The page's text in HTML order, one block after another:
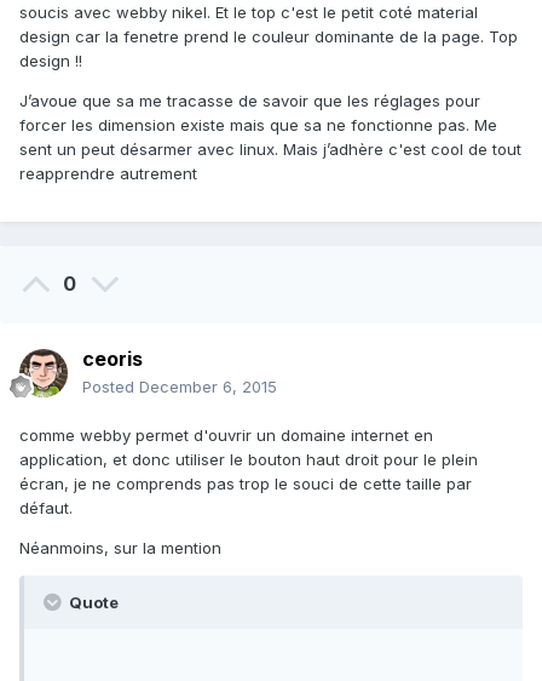
soucis avec webby nikel. Et le top c'est le petit coté material
design car la fenetre prend le couleur dominante de la page. Top
design !!
J’avoue que sa me tracasse de savoir que les réglages pour
forcer les dimension existe mais que sa ne fonctionne pas. Me
sent un peut désarmer avec linux. Mais j’adhère c'est cool de tout
reapprendre autrement
0
ceoris
Posted December 6, 2015
comme webby permet d'ouvrir un domaine internet en
application, et donc utiliser le bouton haut droit pour le plein
écran, je ne comprends pas trop le souci de cette taille par
défaut.
Néanmoins, sur la mention
Quote